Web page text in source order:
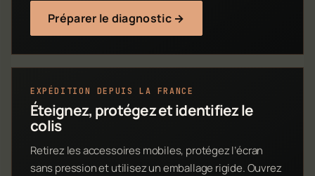
Préparer le diagnostic →
EXPÉDITION DEPUIS LA FRANCE
Éteignez, protégez et identifiez le
colis
Retirez les accessoires mobiles, protégez l’écran
sans pression et utilisez un emballage rigide. Ouvrez